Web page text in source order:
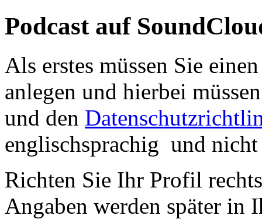
Podcast auf
Als erstes müssen Sie
anlegen und hierbei
und den
englischsprachig und
Richten Sie Ihr Profil
Angaben werden später in